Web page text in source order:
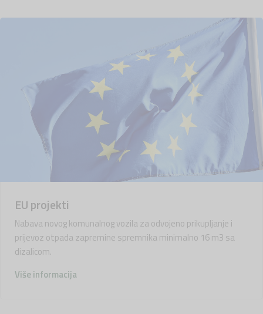
EU projekti
Nabava novog komunalnog vozila za odvojeno prikupljanje i
prijevoz otpada zapremine spremnika minimalno 16 m3 sa
dizalicom.
Više informacija